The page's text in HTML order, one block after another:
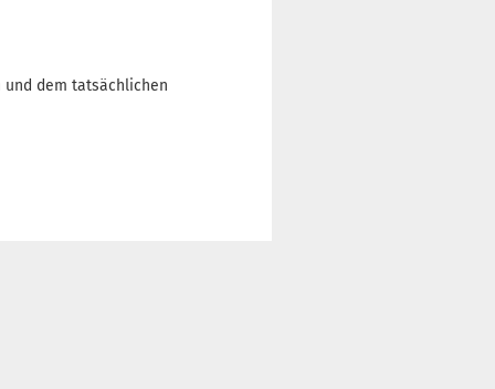
und dem tatsächlichen